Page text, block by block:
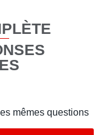
mêmes questions